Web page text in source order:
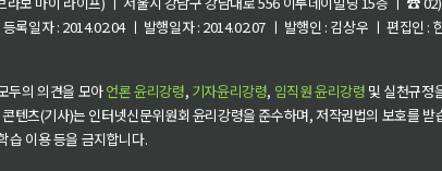
록일자 : 2014.02.04 ㅣ 발행일자 : 2014.02.07 ㅣ 발행인 : 김상우 ㅣ 편집인 :
두의 의견을 모아언론 윤리강령, 기자윤리강령, 임직원 윤리강령 및 실천규정
텐츠(기사)는 인터넷신문위원회 윤리강령을 준수하며, 저작권법의 보호를 받
습 이용 등을 금지합니다.